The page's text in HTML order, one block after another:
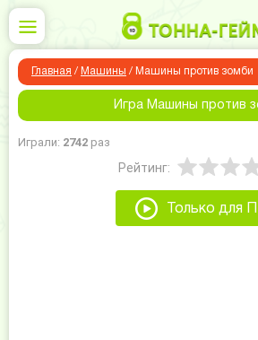
Главная / Машины / Машины против зомби
Игра Машины против
Играли: 2742 раз
Рейтинг:
Только для